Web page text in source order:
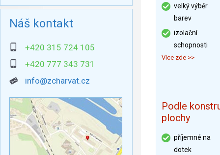
Náš kontakt
+420 315 724 105
+420 777 343 731
info@zcharvat.cz
velký výběr
barev
izolační
schopnosti
Více zde >>
Podle
plochy
příjemné na
dotek